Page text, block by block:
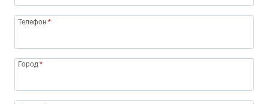
Телефон *
Город*